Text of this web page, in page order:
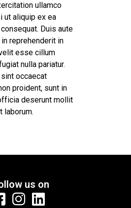
ullamco
ut aliquip ex ea
Duis aute
reprehenderit in
esse cillum
nulla pariatur.
sint occaecat
proident, sunt in
deserunt mollit
laborum.
us on